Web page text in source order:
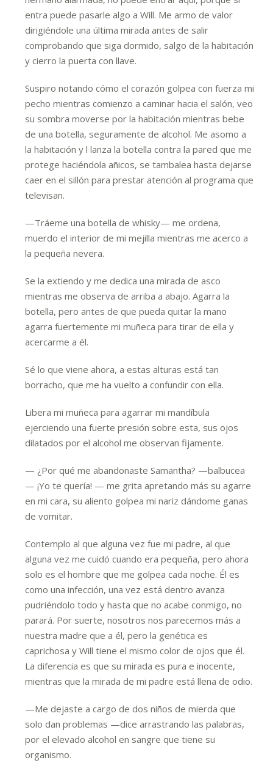
entra puede pasarle algo a Will. Me armo de valor
dirigiéndole una última mirada antes de salir
comprobando que siga dormido, salgo de la habitación
y cierro la puerta con llave.
Suspiro notando cómo el corazón golpea con fuerza mi
pecho mientras comienzo a caminar hacia el salón, veo
su sombra moverse por la habitación mientras bebe
de una botella, seguramente de alcohol. Me asomo a
la habitación y l lanza la botella contra la pared que me
protege haciéndola añicos, se tambalea hasta dejarse
caer en el sillón para prestar atención al programa que
televisan.
—Tráeme una botella de whisky— me ordena,
muerdo el interior de mi mejilla mientras me acerco a
la pequeña nevera.
Se la extiendo y me dedica una mirada de asco
mientras me observa de arriba a abajo. Agarra la
botella, pero antes de que pueda quitar la mano
agarra fuertemente mi muñeca para tirar de ella y
acercarme a él.
Sé lo que viene ahora, a estas alturas está tan
borracho, que me ha vuelto a confundir con ella.
Libera mi muñeca para agarrar mi mandíbula
ejerciendo una fuerte presión sobre esta, sus ojos
dilatados por el alcohol me observan fijamente.
— ¿Por qué me abandonaste Samantha? —balbucea
— ¡Yo te quería! — me grita apretando más su agarre
en mi cara, su aliento golpea mi nariz dándome ganas
de vomitar.
Contemplo al que alguna vez fue mi padre, al que
alguna vez me cuidó cuando era pequeña, pero ahora
solo es el hombre que me golpea cada noche. Él es
como una infección, una vez está dentro avanza
pudriéndolo todo y hasta que no acabe conmigo, no
parará. Por suerte, nosotros nos parecemos más a
nuestra madre que a él, pero la genética es
caprichosa y Will tiene el mismo color de ojos que él.
La diferencia es que su mirada es pura e inocente,
mientras que la mirada de mi padre está llena de odio.
—Me dejaste a cargo de dos niños de mierda que
solo dan problemas —dice arrastrando las palabras,
por el elevado alcohol en sangre que tiene su
organismo.